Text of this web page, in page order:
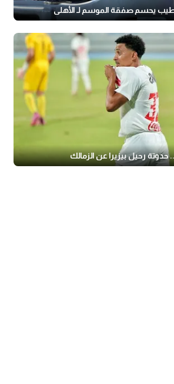
يحسم صفقة الموسم لـ الأهلي
حدوتة رحيل بيزيرا عن الزمالك